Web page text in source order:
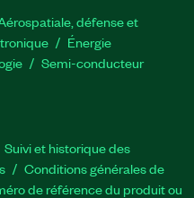
défense et
Énergie​
Semi-conducteur
Suivi et historique des
Conditions générales de
de référence du produit ou